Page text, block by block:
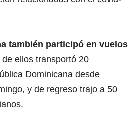
también participó en vuelos
de ellos transportó 20
Dominicana desde
y de regreso trajo a 50